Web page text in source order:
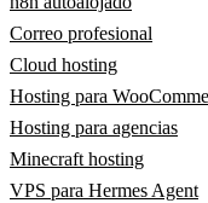
Correo profesional
Cloud hosting
Hosting para
Hosting para agencias
Minecraft hosting
VPS para Hermes Agent